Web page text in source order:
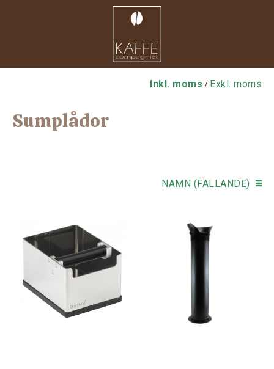
Inkl. moms / Exkl. moms
Sumplådor
NAMN (FALLANDE)